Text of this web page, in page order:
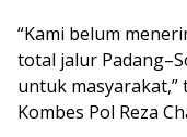
“Kami belum
total jalur
untuk masyarakat,”
Kombes Pol Reza